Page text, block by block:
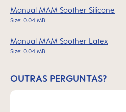
Manual MAM Soother Silicone
Size: 0.04 MB
Manual MAM Soother Latex
Size: 0.04 MB
OUTRAS PERGUNTAS?